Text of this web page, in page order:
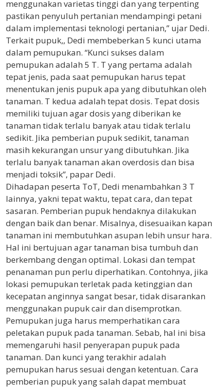
menggunakan varietas tinggi dan yang terpenting
pastikan penyuluh pertanian mendampingi petani
dalam implementasi teknologi pertanian,” ujar Dedi.
Terkait pupuk,, Dedi membeberkan 5 kunci utama
dalam pemupukan. “Kunci sukses dalam
pemupukan adalah 5 T. T yang pertama adalah
tepat jenis, pada saat pemupukan harus tepat
menentukan jenis pupuk apa yang dibutuhkan oleh
tanaman. T kedua adalah tepat dosis. Tepat dosis
memiliki tujuan agar dosis yang diberikan ke
tanaman tidak terlalu banyak atau tidak terlalu
sedikit. Jika pemberian pupuk sedikit, tanaman
masih kekurangan unsur yang dibutuhkan. Jika
terlalu banyak tanaman akan overdosis dan bisa
menjadi toksik”, papar Dedi.
Dihadapan peserta ToT, Dedi menambahkan 3 T
lainnya, yakni tepat waktu, tepat cara, dan tepat
sasaran. Pemberian pupuk hendaknya dilakukan
dengan baik dan benar. Misalnya, disesuaikan kapan
tanaman ini membutuhkan asupan lebih unsur hara.
Hal ini bertujuan agar tanaman bisa tumbuh dan
berkembang dengan optimal. Lokasi dan tempat
penanaman pun perlu diperhatikan. Contohnya, jika
lokasi pemupukan terletak pada ketinggian dan
kecepatan anginnya sangat besar, tidak disarankan
menggunakan pupuk cair dan disemprotkan.
Pemupukan juga harus memperhatikan cara
peletakan pupuk pada tanaman. Sebab, hal ini bisa
memengaruhi hasil penyerapan pupuk pada
tanaman. Dan kunci yang terakhir adalah
pemupukan harus sesuai dengan ketentuan. Cara
pemberian pupuk yang salah dapat membuat